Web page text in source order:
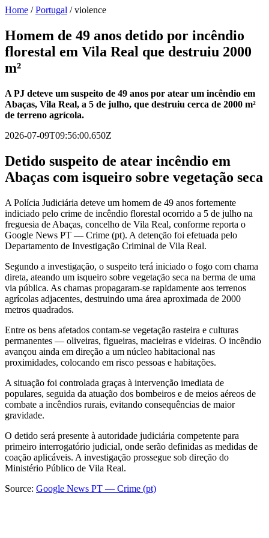
Home /Portugal /violence
Homem de 49 anos detido por incêndio
florestal em Vila Real que destruiu 2000
m²
A PJ deteve um suspeito de 49 anos por atear um incêndio em
Abaças, Vila Real, a 5 de julho, que destruiu cerca de 2000 m²
de terreno agrícola.
2026-07-09T09:56:00.650Z
Detido suspeito de atear incêndio em
Abaças com isqueiro sobre vegetação seca
A Polícia Judiciária deteve um homem de 49 anos fortemente
indiciado pelo crime de incêndio florestal ocorrido a 5 de julho na
freguesia de Abaças, concelho de Vila Real, conforme reporta o
Google News PT — Crime (pt). A detenção foi efetuada pelo
Departamento de Investigação Criminal de Vila Real.
Segundo a investigação, o suspeito terá iniciado o fogo com chama
direta, ateando um isqueiro sobre vegetação seca na berma de uma
via pública. As chamas propagaram-se rapidamente aos terrenos
agrícolas adjacentes, destruindo uma área aproximada de 2000
metros quadrados.
Entre os bens afetados contam-se vegetação rasteira e culturas
permanentes — oliveiras, figueiras, macieiras e videiras. O incêndio
avançou ainda em direção a um núcleo habitacional nas
proximidades, colocando em risco pessoas e habitações.
A situação foi controlada graças à intervenção imediata de
populares, seguida da atuação dos bombeiros e de meios aéreos de
combate a incêndios rurais, evitando consequências de maior
gravidade.
O detido será presente à autoridade judiciária competente para
primeiro interrogatório judicial, onde serão definidas as medidas de
coação aplicáveis. A investigação prossegue sob direção do
Ministério Público de Vila Real.
Source: Google News PT — Crime (pt)